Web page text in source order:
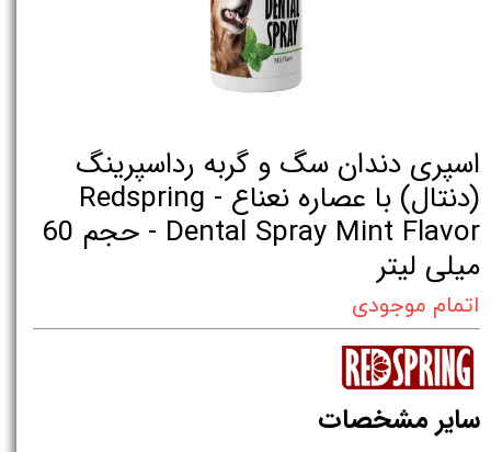
اسپری دندان سگ و گربه رداسپرینگ
(دنتال) با عصاره نعناع - Redspring
Dental Spray Mint Flavor - حجم 60
میلی لیتر
اتمام موجودی
سایر مشخصات